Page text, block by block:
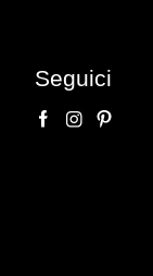
Seguici